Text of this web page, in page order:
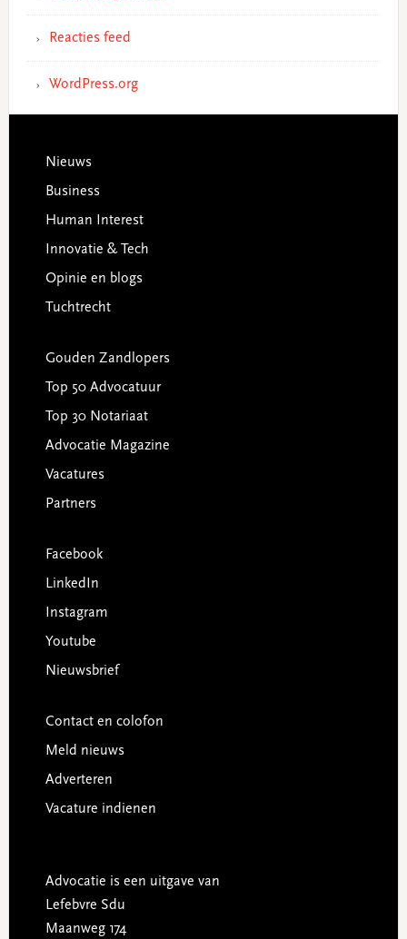
Reacties feed
WordPress.org
Footer
Nieuws
Business
Human Interest
Innovatie & Tech
Opinie en blogs
Tuchtrecht
Gouden Zandlopers
Top 50 Advocatuur
Top 30 Notariaat
Advocatie Magazine
Vacatures
Partners
Facebook
LinkedIn
Instagram
Youtube
Nieuwsbrief
Contact en colofon
Meld nieuws
Adverteren
Vacature indienen
Advocatie is een uitgave van
Lefebvre Sdu
Maanweg 174